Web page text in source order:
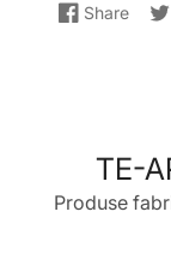
Share
Distribuiți
Se
Dați
Se
TE-
Produse